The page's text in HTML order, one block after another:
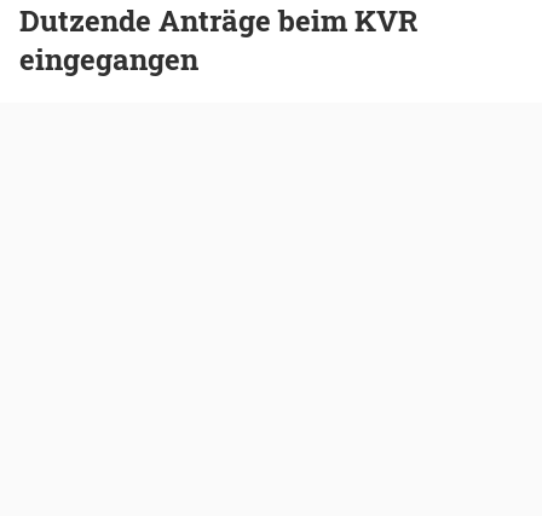
Dutzende Anträge beim KVR
eingegangen